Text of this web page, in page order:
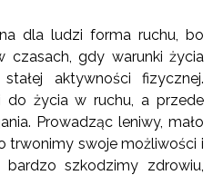
dla ludzi forma ruchu, bo
czasach, gdy warunki życia
aktywności fizycznej.
do życia w ruchu, a przede
Prowadząc leniwy, mało
trwonimy swoje możliwości i
szkodzimy zdrowiu,